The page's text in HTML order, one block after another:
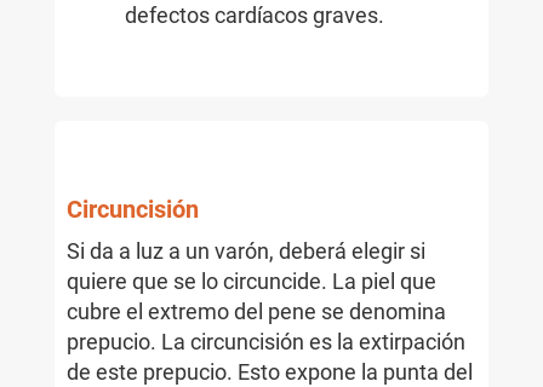
defectos cardíacos graves.
Circuncisión
Si da a luz a un varón, deberá elegir si
quiere que se lo circuncide. La piel que
cubre el extremo del pene se denomina
prepucio. La circuncisión es la extirpación
de este prepucio. Esto expone la punta del